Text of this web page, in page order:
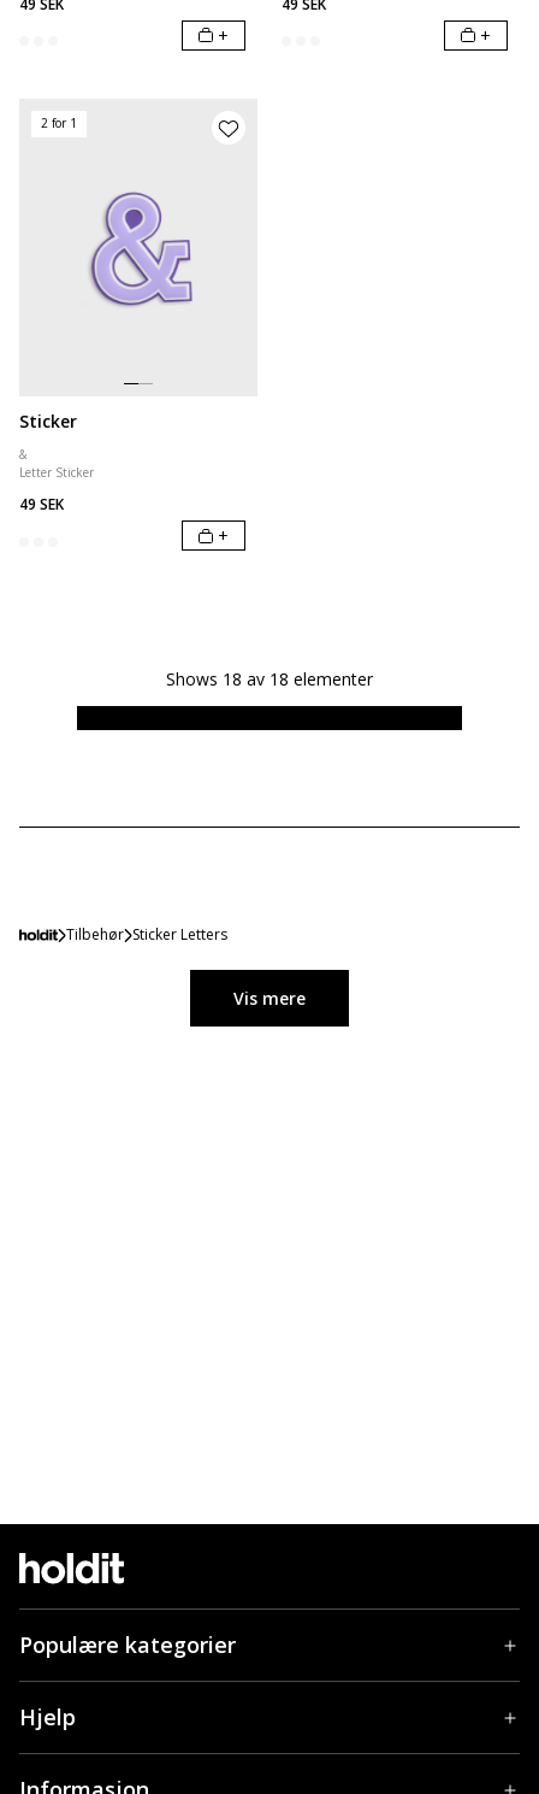
+ +
2 for 1
Sticker
&
Letter Sticker
49 SEK
+
Shows 18 av 18 elementer
Tilbehør Sticker Letters
Vis mere
Populære kategorier
Hjelp